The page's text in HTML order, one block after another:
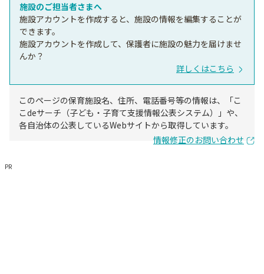
施設のご担当者さまへ
施設アカウントを作成すると、施設の情報を編集することが
できます。
施設アカウントを作成して、保護者に施設の魅力を届けませ
んか？
詳しくはこちら
このページの保育施設名、住所、電話番号等の情報は、「こ
こdeサーチ（子ども・子育て支援情報公表システム）」や、
各自治体の公表しているWebサイトから取得しています。
情報修正のお問い合わせ
PR